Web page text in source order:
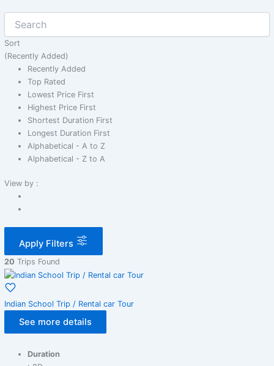
Sort
(Recently Added)
Recently Added
Top Rated
Lowest Price First
Highest Price First
Shortest Duration First
Longest Duration First
Alphabetical - A to Z
Alphabetical - Z to A
View by :
Apply Filters
20 Trips Found
Indian School Trip / Rental car Tour
See more details
Duration